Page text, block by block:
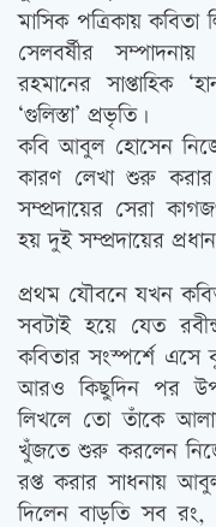
মাসিক পত্রিকায়
সেলবর্ষীর
রহমানের সাপ্তাহিক
‘গুলিস্তা’ প্রভৃতি।
কবি আবুল হোসেন
কারণ লেখা শুরু
সম্প্রদায়ের সেরা
হয় দুই সম্প্রদায়ের
প্রথম যৌবনে যখন
সবটাই হয়ে যেত
কবিতার সংস্পর্শে
আরও কিছুদিন পর
লিখলে তো তাঁকে
খুঁজতে শুরু করলেন
রপ্ত করার সাধনায়
দিলেন বাড়তি সব